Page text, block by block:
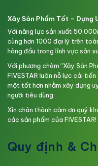
Xây Sản Phẩm Tốt – Dựng
Với năng lực sản xuất
cùng hơn 1000 đại lý trên
hàng đầu trong lĩnh vực sản
Với phương châm “Xây Sản
FIVESTAR luôn nỗ lực cải
một tốt hơn nhằm xây dựng
người tiêu dùng.
Xin chân thành cảm ơn quý
các sản phẩm của FIVESTAR!
Quy định &